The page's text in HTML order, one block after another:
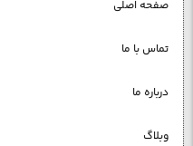
صفحه اصلی
تماس با ما
درباره ما
وبلاگ